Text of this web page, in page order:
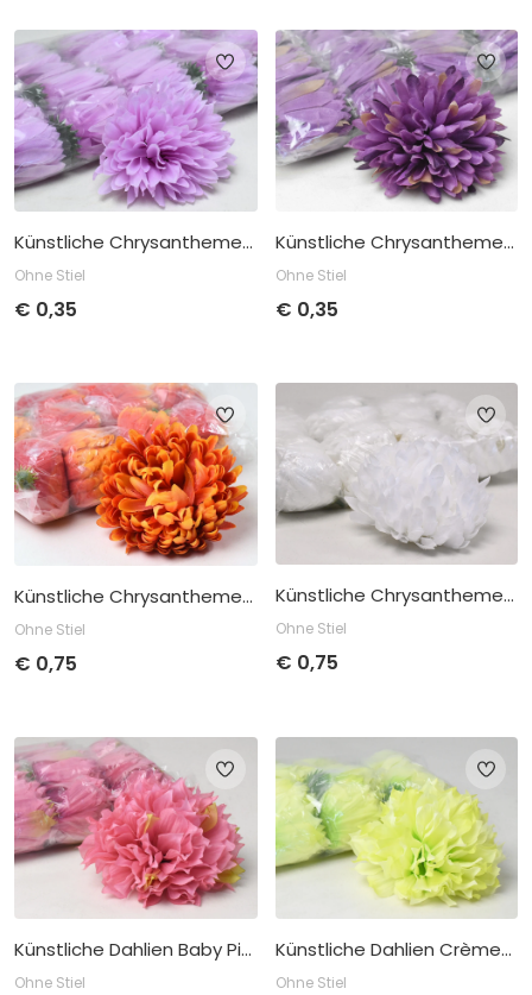
Stückpreis
€ 0,60
Abnahme
pro 12
Stückpreis
€0,75
Abnahme
pro 12
Künstliche Chrysantheme Lila D12cm
Ohne Stiel
€ 0,35
Stückpreis
€0,35
Abnahme
pro 24
Künstliche Chrysantheme Lila D12cm
Ohne Stiel
€ 0,35
StückpreisAbnahme
pro 24
Künstliche Chrysantheme Orange/Gelb D13cm
Ohne Stiel
€ 0,75
Stückpreis
€0,75
Abnahme
pro 12
Künstliche Chrysantheme Weiß D13cm
Ohne Stiel
€ 0,75
Stückpreis
0,75
Abnahme
pro 12
Künstliche Dahlien Baby Pink D16cm
Ohne Stiel
Künstliche Dahlien Crème/Grun D16cm
Ohne Stiel